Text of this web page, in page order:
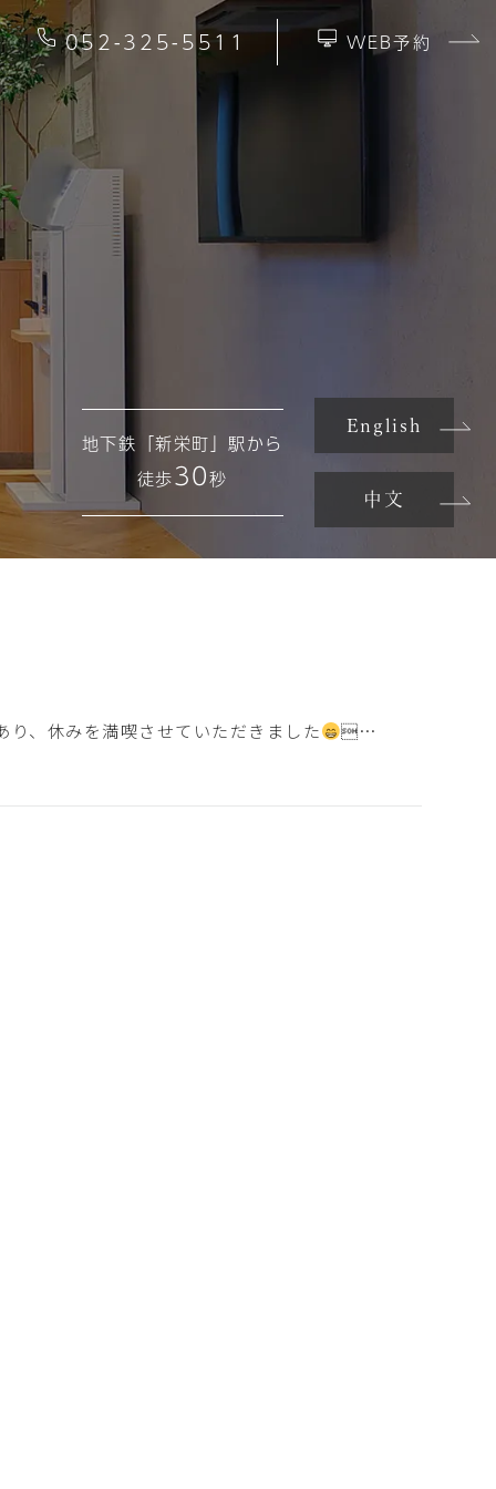
052-325-5511 WEB予約
地下鉄「新栄町」駅から
徒歩30秒
English
中文
り、休みを満喫させていただきました
…